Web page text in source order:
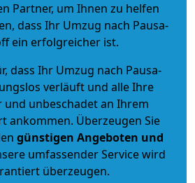
Partner, um Ihnen zu helfen
dass Ihr Umzug nach Pausa-
ein erfolgreicher ist.
dass Ihr Umzug nach Pausa-
verläuft und alle Ihre
und unbeschadet an Ihrem
ankommen. Überzeugen Sie
günstigen Angeboten und
umfassender Service wird
überzeugen.